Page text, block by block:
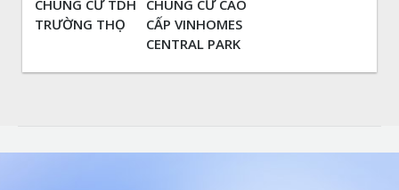
CHUNG CƯ TDH
TRƯỜNG THỌ
CHUNG CƯ CAO
CẤP VINHOMES
CENTRAL PARK